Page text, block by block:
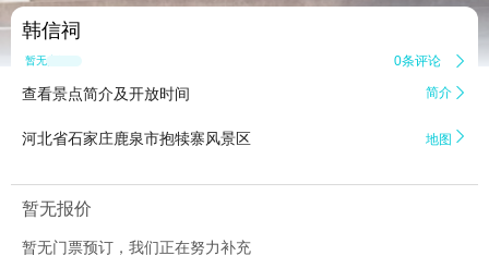
韩信祠
暂无点评 0条评论 
查看景点简介及开放时间 简介 
河北省石家庄鹿泉市抱犊寨风景区 地图 
暂无报价
暂无门票预订，我们正在努力补充